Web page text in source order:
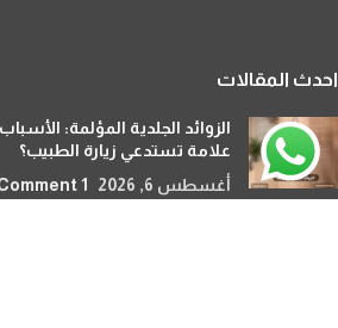
احدث المقالات
الزوائد الجلدية المؤلمة:
علامة تستدعي زيارة الطبيب؟
أغسطس 6, 2026
1 Comment